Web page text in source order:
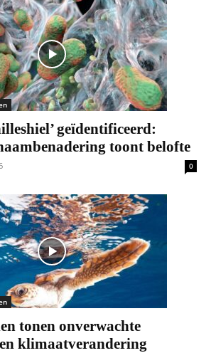
geïdentificeerd:
toont belofte
0
tonen onverwachte
klimaatverandering